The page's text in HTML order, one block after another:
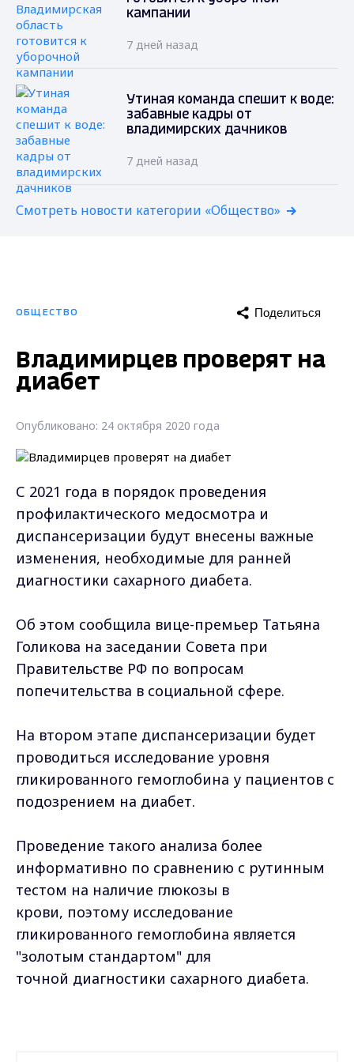
кампании
7 дней назад
Утиная команда спешит к воде:
забавные кадры от
владимирских дачников
7 дней назад
Смотреть новости категории «Общество»
ОБЩЕСТВО Поделиться
Владимирцев проверят на
диабет
Опубликовано: 24 октября 2020 года
С 2021 года в порядок проведения
профилактического медосмотра и
диспансеризации будут внесены важные
изменения, необходимые для ранней
диагностики сахарного диабета.
Об этом сообщила вице-премьер Татьяна
Голикова на заседании Совета при
Правительстве РФ по вопросам
попечительства в социальной сфере.
На втором этапе диспансеризации будет
проводиться исследование уровня
гликированного гемоглобина у пациентов с
подозрением на диабет.
Проведение такого анализа более
информативно по сравнению с рутинным
тестом на наличие глюкозы в
крови, поэтому исследование
гликированного гемоглобина является
"золотым стандартом" для
точной диагностики сахарного диабета.